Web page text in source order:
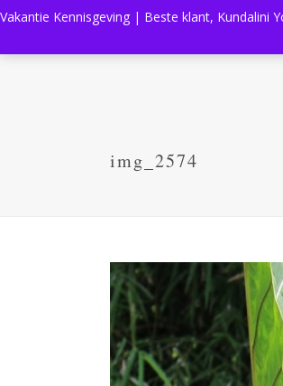
img_2574
Vakantie Kennisgeving | Beste klant, Kundalini